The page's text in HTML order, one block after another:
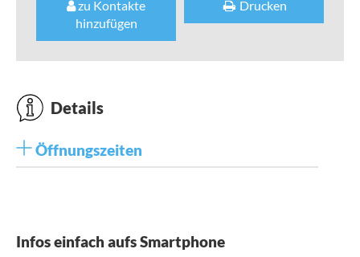
zu Kontakte
hinzufügen
Drucken
Details
Öffnungszeiten
Infos einfach aufs Smartphone